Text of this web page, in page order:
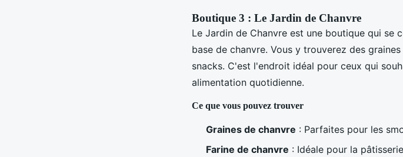
Boutique 3 : Le Jardin de Chanvre
Le Jardin de Chanvre est une boutique qui se
base de chanvre. Vous y trouverez des
snacks. C'est l'endroit idéal pour ceux qui
alimentation quotidienne.
Ce que vous pouvez trouver
Graines de chanvre : Parfaites pour les
Farine de chanvre : Idéale pour la